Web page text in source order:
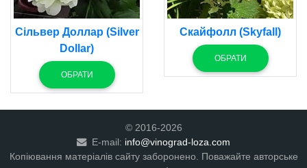
Сільвер Доллар (Silver
Dollar)
ОБРАТИ
Скайфолл (Skyfall)
ОБРАТИ
© 2016-2026
E-mail: info@vinograd-loza.com
Копіювання матеріалів сайту заборонено. Поважайте авторське